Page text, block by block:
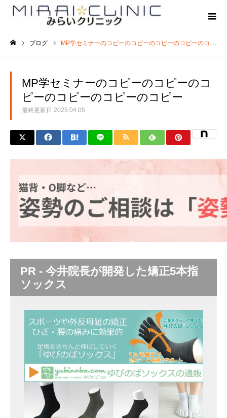
ブログ MP学セミナーのコピーのコピーのコピーのコピーのコピーのコピー
MP学セミナーのコピーのコピーのコ
ピーのコピーのコピーのコピー
最終更新日 2025.04.05
PR - 今井院長が開発した矯正5本指
ソックス